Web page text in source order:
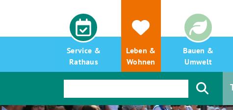
Service &
Rathaus
Leben &
Wohnen
Bauen &
Umwelt